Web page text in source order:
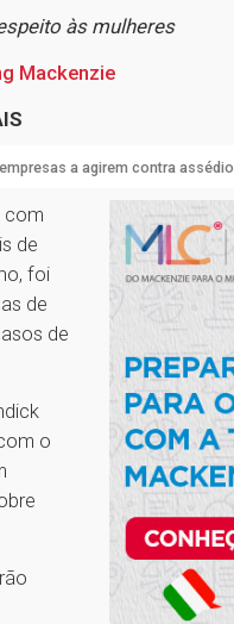
às mulheres
Mackenzie
a agirem contra assédio
com
de
foi
de
de
o